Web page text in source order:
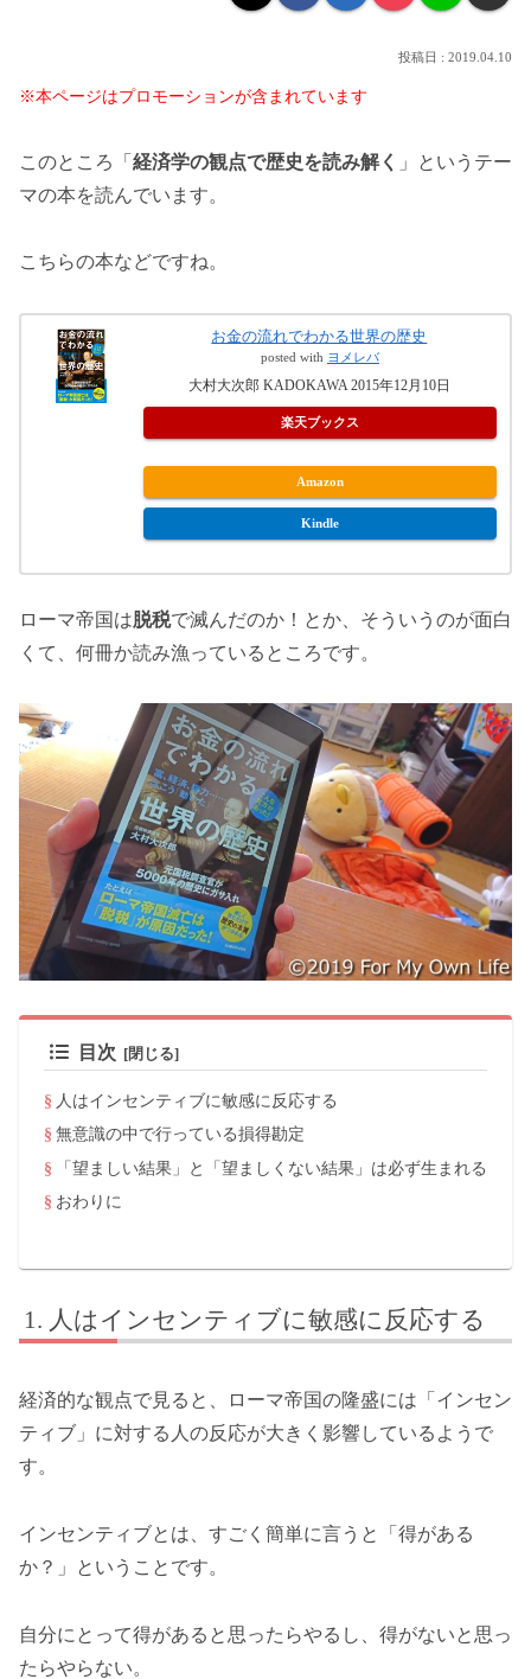
2019.04.10
※本ページはプロモーションが含まれています
このところ「 経済学の観点で歴史を読み解く
」というテー
マの本を読んでいます。
こちらの本などですね。
お金の流れでわかる世界の歴史
posted with ヨメレバ
大村大次郎 KADOKAWA 2015年12月10日
楽天ブックス
Amazon
Kindle
ローマ帝国は脱税で滅んだのか！とか、そういうのが面白
くて、何冊か読み漁っているところです。
目次
人はインセンティブに敏感に反応する
無意識の中で行っている損得勘定
「望ましい結果」と「望ましくない結果」は必ず生まれる
おわりに
人はインセンティブに敏感に反応する
経済的な観点で見ると、ローマ帝国の隆盛には「インセン
ティブ」に対する人の反応が大きく影響しているようで
す。
インセンティブとは、すごく簡単に言うと「得がある
か？」ということです。
自分にとって得があると思ったらやるし、得がないと思っ
たらやらない。